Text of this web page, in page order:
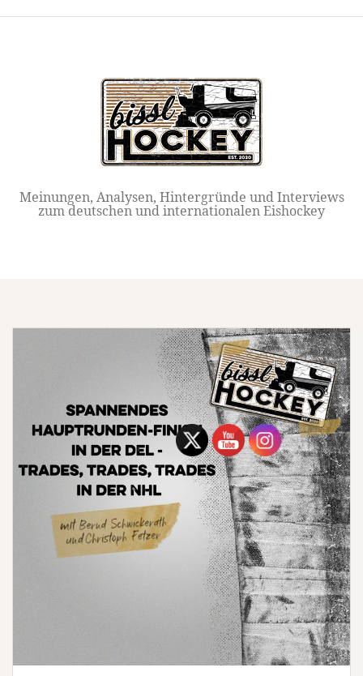
Meinungen, Analysen, Hintergründe und Interviews
zum deutschen und internationalen Eishockey